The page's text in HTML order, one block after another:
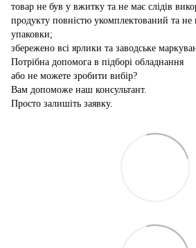
товар не був у вжитку та не має слідів
продукту повністю укомплектований та не
упаковки;
збережено всі ярлики та заводське
Потрібна допомога в підборі обладнання
або не можете зробити вибір?
Вам допоможе наш консультант.
Просто залишіть заявку.